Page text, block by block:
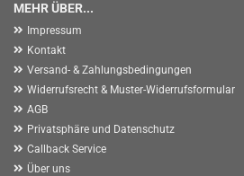
MEHR ÜBER...
Impressum
Kontakt
Versand- & Zahlungsbedingungen
Widerrufsrecht & Muster-Widerrufsformular
AGB
Privatsphäre und Datenschutz
Callback Service
Über uns